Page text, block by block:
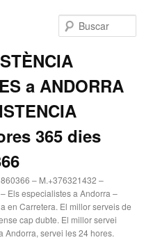
a ANDORRA
365 dies
– M.+376321432 –
Els especialistes a Andorra –
en Carretera. El millor serveis de
cap dubte. El millor servei
Andorra, servei les 24 hores.